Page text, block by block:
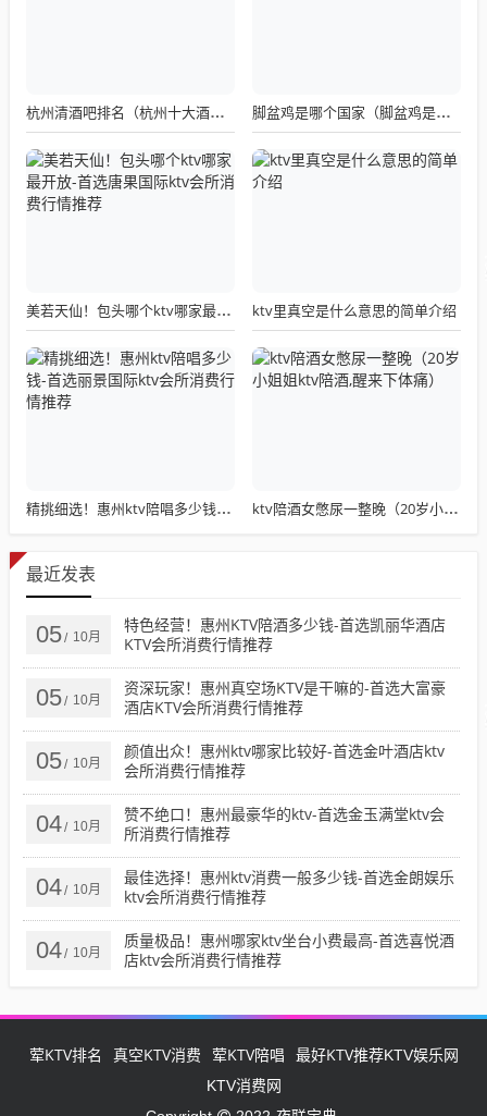
杭州清酒吧排名（杭州十大酒吧） 脚盆鸡是哪个国家（脚盆鸡是哪个国家的象征）
美若天仙！包头哪个ktv哪家最开放-首选唐果国际ktv会所消费行情推荐 ktv里真空是什么意思的简单介绍
精挑细选！惠州ktv陪唱多少钱-首选丽景国际ktv会所消费行情推荐 ktv陪酒女憋尿一整晚（20岁小姐姐ktv陪酒,醒来下体痛）
最近发表
05/ 10月
特色经营！惠州KTV陪酒多少钱-首选凯丽华酒店
KTV会所消费行情推荐
05/ 10月
资深玩家！惠州真空场KTV是干嘛的-首选大富豪
酒店KTV会所消费行情推荐
05/ 10月
颜值出众！惠州ktv哪家比较好-首选金叶酒店ktv
会所消费行情推荐
04/ 10月
赞不绝口！惠州最豪华的ktv-首选金玉满堂ktv会
所消费行情推荐
04/ 10月
最佳选择！惠州ktv消费一般多少钱-首选金朗娱乐
ktv会所消费行情推荐
04/ 10月
质量极品！惠州哪家ktv坐台小费最高-首选喜悦酒
店ktv会所消费行情推荐
荤KTV排名 真空KTV消费 荤KTV陪唱 最好KTV推荐KTV娱乐网
KTV消费网